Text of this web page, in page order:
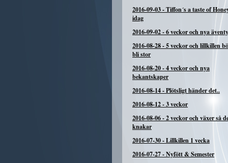
2016-09-03-Tiffon´s a taste of
idag
2016-09-02-6 veckor och nya
2016-08-28-5 veckor och lillkillen
bli stor
2016-08-20-4 veckor och nya
bekantskaper
2016-08-14-Plötsligt händer det..
2016-08-12-3 veckor
2016-08-06-2 veckor och växer så
knakar
2016-07-30-Lillkillen 1 vecka
2016-07-27-Nyfött & Semester